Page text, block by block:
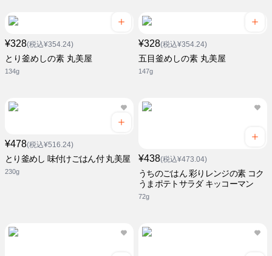
¥328(税込¥354.24)
とり釜めしの素 丸美屋
134g
¥328(税込¥354.24)
五目釜めしの素 丸美屋
147g
¥478(税込¥516.24)
とり釜めし 味付けごはん付 丸美屋
230g
¥438(税込¥473.04)
うちのごはん 彩りレンジの素 コク
うまポテトサラダ キッコーマン
72g